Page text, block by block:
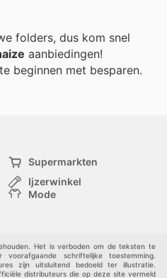
folders, dus kom snel
aanbiedingen!
beginnen met besparen.
Supermarkten
Ijzerwinkel
Mode
Het is verboden om de teksten te
schriftelijke toestemming.
zijn uitsluitend bedoeld ter illustratie.
distributeurs die op deze site vermeld